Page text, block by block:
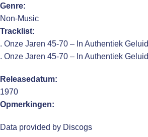
Genre:
Non-Music
Tracklist:
. Onze Jaren 45-70 – In Authentiek Geluid
. Onze Jaren 45-70 – In Authentiek Geluid
Releasedatum:
1970
Opmerkingen:
Data provided by Discogs